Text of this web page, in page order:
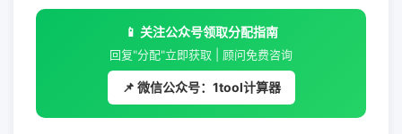
📱 关注公众号领取分配指南
回复"分配"立即获取 | 顾问免费咨询
📌 微信公众号：1tool计算器